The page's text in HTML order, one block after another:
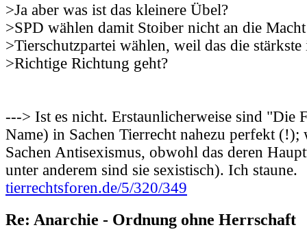
>Ja aber was ist das kleinere Übel?
>SPD wählen damit Stoiber nicht an die
>Tierschutzpartei wählen, weil das die
>Richtige Richtung geht?
---> Ist es nicht. Erstaunlicherweise sind "Die
Name) in Sachen Tierrecht nahezu perfekt (!);
Sachen Antisexismus, obwohl das deren
unter anderem sind sie sexistisch). Ich staune.
tierrechtsforen.de/5/320/349
Re: Anarchie - Ordnung ohne Herrschaft